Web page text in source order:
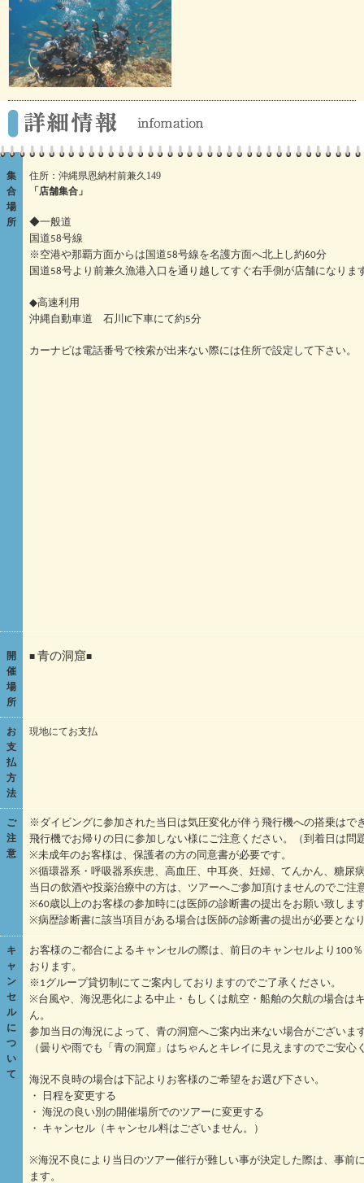
集
合
場
所
住所：沖縄県恩納村前兼久149
「店舗集合」
◆一般道
国道58号線
※空港や那覇方面からは国道58号線を名護方面へ北上し約60分
国道58号より前兼久漁港入口を通り越してすぐ右手側が店舗になりま
◆高速利用
沖縄自動車道 石川IC下車にて約5分
カーナビは電話番号で検索が出来ない際には住所で設定して下さい。
開
催
場
所
■ 青の洞窟■
お
支
払
方
法
現地にてお支払
ご
注
意
※ダイビングに参加された当日は気圧変化が伴う飛行機への搭乗はで
飛行機でお帰りの日に参加しない様にご注意ください。（到着日は問
※未成年のお客様は、保護者の方の同意書が必要です。
※循環器系・呼吸器系疾患、高血圧、中耳炎、妊婦、てんかん、糖尿
当日の飲酒や投薬治療中の方は、ツアーへご参加頂けませんのでご注
※60歳以上のお客様の参加時には医師の診断書の提出をお願い致しま
※病歴診断書に該当項目がある場合は医師の診断書の提出が必要とな
キ
ャ
ン
セ
ル
に
つ
い
て
お客様のご都合によるキャンセルの際は、前日のキャンセルより100
おります。
※1グループ貸切制にてご案内しておりますのでご了承ください。
※台風や、海況悪化による中止・もしくは航空・船舶の欠航の場合は
ん。
参加当日の海況によって、青の洞窟へご案内出来ない場合がございま
（曇りや雨でも「青の洞窟」はちゃんとキレイに見えますのでご安心
海況不良時の場合は下記よりお客様のご希望をお選び下さい。
・ 日程を変更する
・ 海況の良い別の開催場所でのツアーに変更する
・ キャンセル（キャンセル料はございません。）
※海況不良により当日のツアー催行が難しい事が決定した際は、事前
ます。